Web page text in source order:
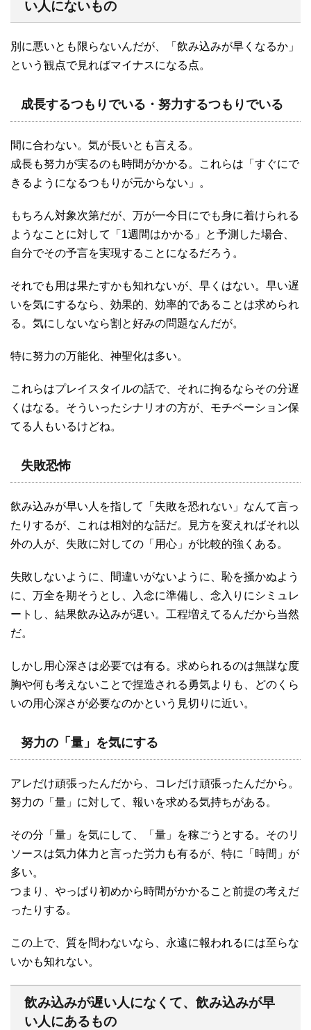
い人にないもの
別に悪いとも限らないんだが、「飲み込みが早くなるか」
という観点で見ればマイナスになる点。
成長するつもりでいる・努力するつもりでいる
間に合わない。気が長いとも言える。
成長も努力が実るのも時間がかかる。これらは「すぐにで
きるようになるつもりが元からない」。
もちろん対象次第だが、万が一今日にでも身に着けられる
ようなことに対して「1週間はかかる」と予測した場合、
自分でその予言を実現することになるだろう。
それでも用は果たすかも知れないが、早くはない。早い遅
いを気にするなら、効果的、効率的であることは求められ
る。気にしないなら割と好みの問題なんだが。
特に努力の万能化、神聖化は多い。
これらはプレイスタイルの話で、それに拘るならその分遅
くはなる。そういったシナリオの方が、モチベーション保
てる人もいるけどね。
失敗恐怖
飲み込みが早い人を指して「失敗を恐れない」なんて言っ
たりするが、これは相対的な話だ。見方を変えればそれ以
外の人が、失敗に対しての「用心」が比較的強くある。
失敗しないように、間違いがないように、恥を掻かぬよう
に、万全を期そうとし、入念に準備し、念入りにシミュレ
ートし、結果飲み込みが遅い。工程増えてるんだから当然
だ。
しかし用心深さは必要では有る。求められるのは無謀な度
胸や何も考えないことで捏造される勇気よりも、どのくら
いの用心深さが必要なのかという見切りに近い。
努力の「量」を気にする
アレだけ頑張ったんだから、コレだけ頑張ったんだから。
努力の「量」に対して、報いを求める気持ちがある。
その分「量」を気にして、「量」を稼ごうとする。そのリ
ソースは気力体力と言った労力も有るが、特に「時間」が
多い。
つまり、やっぱり初めから時間がかかること前提の考えだ
ったりする。
この上で、質を問わないなら、永遠に報われるには至らな
いかも知れない。
飲み込みが遅い人になくて、飲み込みが早
い人にあるもの